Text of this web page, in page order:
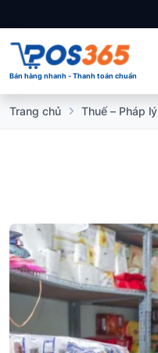
Bán hàng nhanh - Thanh toán chuẩn
Trang chủ Thuế – Pháp lý